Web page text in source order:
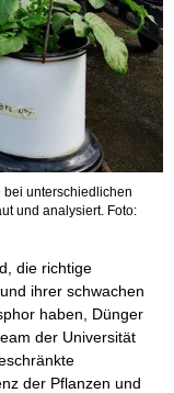
bei unterschiedlichen
und analysiert. Foto:
die richtige
ihrer schwachen
haben, Dünger
der Universität
der Pflanzen und